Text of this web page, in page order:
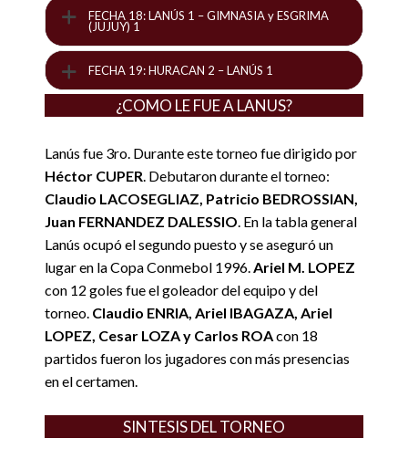
FECHA 18: LANÚS 1 – GIMNASIA y ESGRIMA
(JUJUY) 1
FECHA 19: HURACAN 2 – LANÚS 1
¿COMO LE FUE A LANUS?
Lanús fue 3ro. Durante este torneo fue dirigido por
Héctor CUPER. Debutaron durante el torneo:
Claudio LACOSEGLIAZ, Patricio BEDROSSIAN,
Juan FERNANDEZ DALESSIO. En la tabla general
Lanús ocupó el segundo puesto y se aseguró un
lugar en la Copa Conmebol 1996.Ariel M. LOPEZ
con 12 goles fue el goleador del equipo y del
torneo. Claudio ENRIA, Ariel IBAGAZA, Ariel
LOPEZ, Cesar LOZA y Carlos ROAcon 18
partidos fueron los jugadores con más presencias
en el certamen.
SINTESIS DEL TORNEO